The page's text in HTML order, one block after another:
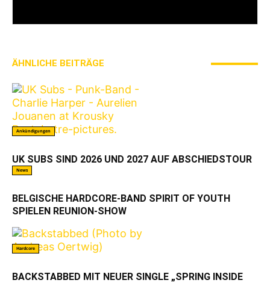
ÄHNLICHE BEITRÄGE
Ankündigungen
UK SUBS SIND 2026 UND 2027 AUF ABSCHIEDSTOUR
News
BELGISCHE HARDCORE-BAND SPIRIT OF YOUTH
SPIELEN REUNION-SHOW
Hardcore
BACKSTABBED MIT NEUER SINGLE „SPRING INSIDE